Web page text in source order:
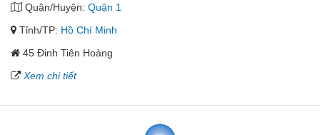
Quận/Huyện: Quận 1
Tỉnh/TP: Hồ Chí Minh
45 Đinh Tiên Hoàng
Xem chi tiết